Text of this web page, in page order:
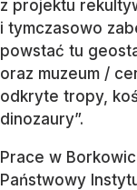
z projektu
i tymczasowo
powstać tu
oraz muzeum /
odkryte tropy,
dinozaury”.
Prace w
Państwowy